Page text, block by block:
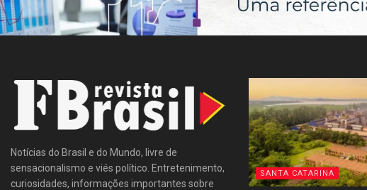
Notícias do Brasil e do Mundo, livre de
sensacionalismo e viés político. Entretenimento,
curiosidades, informações importantes sobre
SANTA CATARINA